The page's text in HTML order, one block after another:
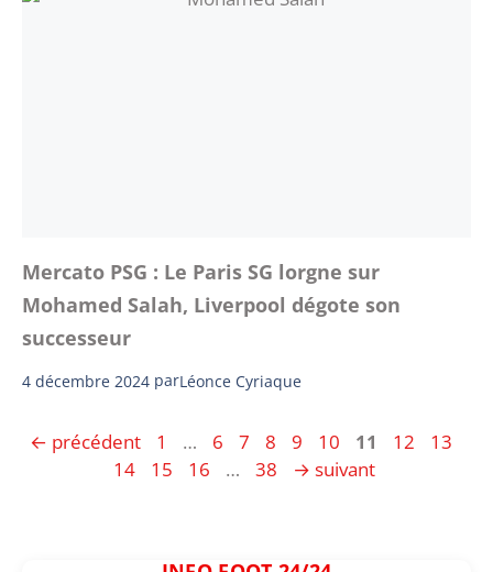
Mercato PSG : Le Paris SG lorgne sur
Mohamed Salah, Liverpool dégote son
successeur
4 décembre 2024 parLéonce Cyriaque
← précédent Page
1 … Page
6 Page
7 Page
8 Page
9 Page
10 Page
11 Page
12 Page
13
14
Page
15 Page
16 … Page
38 → suivant